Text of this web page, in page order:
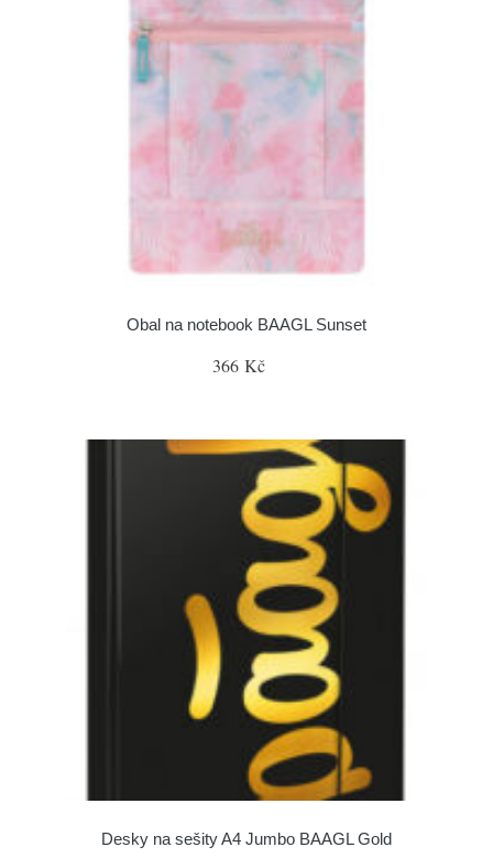
Obal na notebook BAAGL Sunset
366 Kč
Desky na sešity A4 Jumbo BAAGL Gold